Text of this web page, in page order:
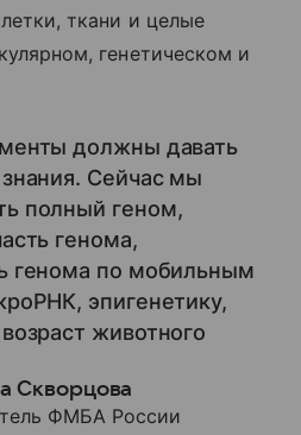
ткани и целые
генетическом и
должны давать
Сейчас мы
полный геном,
генома,
генома по мобильным
эпигенетику,
животного
Скворцова
ФМБА России